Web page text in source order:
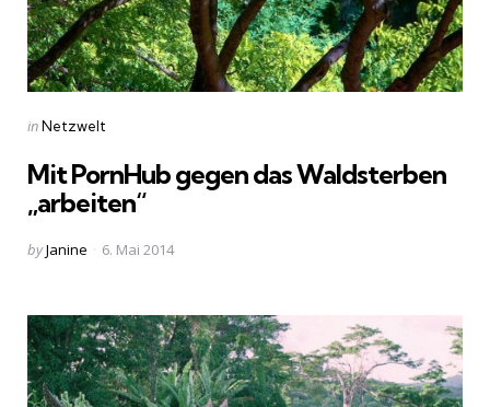
Categories
Posted
inNetzwelt
Mit PornHub gegen das Waldsterben
„arbeiten“
Posted
byJanine 6. Mai 2014